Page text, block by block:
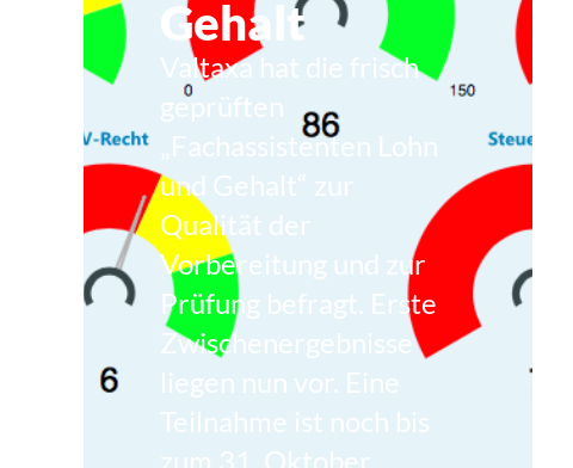
Gehalt
Valtaxa hat die frisch
geprüften
„Fachassistenten Lohn
und Gehalt“ zur
Qualität der
Vorbereitung und zur
Prüfung befragt. Erste
Zwischenergebnisse
liegen nun vor. Eine
Teilnahme ist noch bis
zum 31. Oktober …